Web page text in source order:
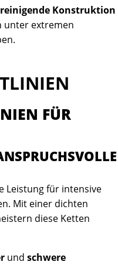
Konstruktion
unter extremen
FÜR
Leistung für intensive
Mit einer dichten
diese Ketten
und schwere